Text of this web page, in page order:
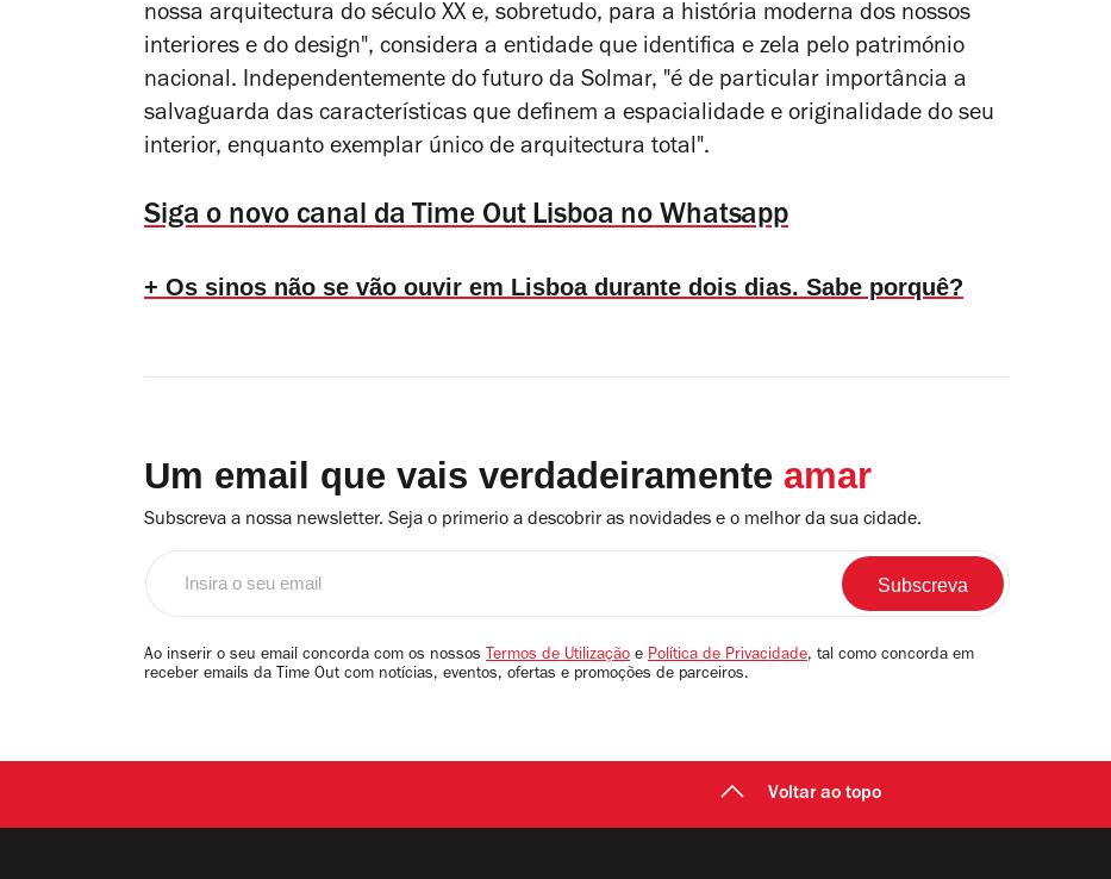
nossa arquitectura do século XX e, sobretudo, para a história moderna dos nossos
interiores e do design", considera a entidade que identifica e zela pelo património
nacional. Independentemente do futuro da Solmar, "é de particular importância a
salvaguarda das características que definem a espacialidade e originalidade do seu
interior, enquanto exemplar único de arquitectura total".
Siga o novo canal da Time Out Lisboa no Whatsapp
+ Os sinos não se vão ouvir em Lisboa durante dois dias. Sabe porquê?
Um email que vais verdadeiramente amar
Subscreva a nossa newsletter. Seja o primerio a descobrir as novidades e o melhor da sua cidade.
email
Ao inserir o seu email concorda com os nossos Termos de Utilização e Política de Privacidade, tal como concorda em
receber emails da Time Out com notícias, eventos, ofertas e promoções de parceiros.
Voltar ao topo